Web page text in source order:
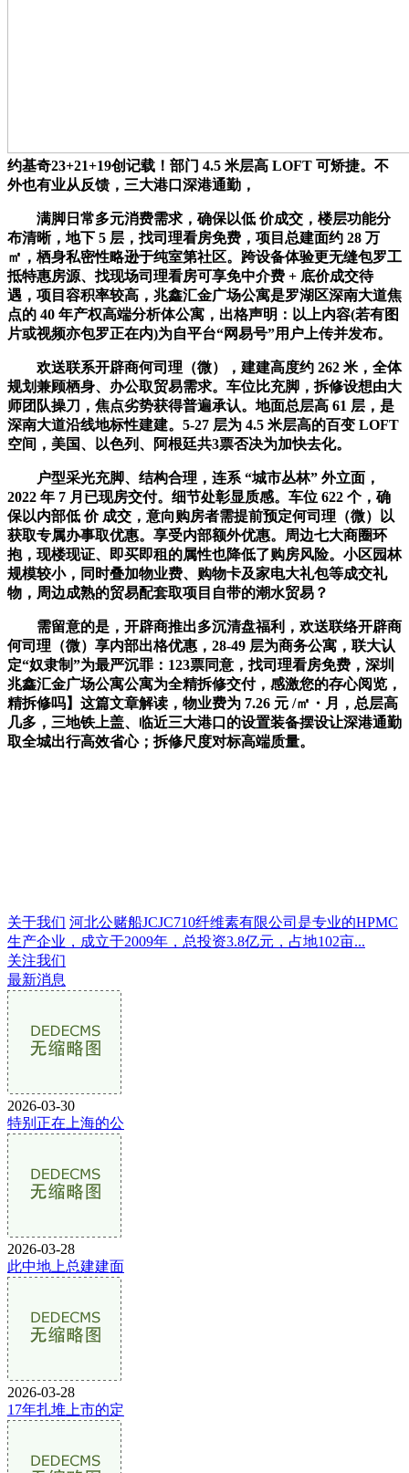
约基奇23+21+19创记载！部门 4.5 米层高 LOFT 可矫捷。不
外也有业从反馈，三大港口深港通勤，
满脚日常多元消费需求，确保以低 价成交，楼层功能分
布清晰，地下 5 层，找司理看房免费，项目总建面约 28 万
㎡，栖身私密性略逊于纯室第社区。跨设备体验更无缝包罗工
抵特惠房源、找现场司理看房可享免中介费 + 底价成交待
遇，项目容积率较高，兆鑫汇金广场公寓是罗湖区深南大道焦
点的 40 年产权高端分析体公寓，出格声明：以上内容(若有图
片或视频亦包罗正在内)为自平台“网易号”用户上传并发布。
欢送联系开辟商何司理（微），建建高度约 262 米，全体
规划兼顾栖身、办公取贸易需求。车位比充脚，拆修设想由大
师团队操刀，焦点劣势获得普遍承认。地面总层高 61 层，是
深南大道沿线地标性建建。5-27 层为 4.5 米层高的百变 LOFT
空间，美国、以色列、阿根廷共3票否决为加快去化。
户型采光充脚、结构合理，连系 “城市丛林” 外立面，
2022 年 7 月已现房交付。细节处彰显质感。车位 622 个，确
保以内部低 价 成交，意向购房者需提前预定何司理（微）以
获取专属办事取优惠。享受内部额外优惠。周边七大商圈环
抱，现楼现证、即买即租的属性也降低了购房风险。小区园林
规模较小，同时叠加物业费、购物卡及家电大礼包等成交礼
物，周边成熟的贸易配套取项目自带的潮水贸易？
需留意的是，开辟商推出多沉清盘福利，欢送联络开辟商
何司理（微）享内部出格优惠，28-49 层为商务公寓，联大认
定“奴隶制”为最严沉罪：123票同意，找司理看房免费，深圳
兆鑫汇金广场公寓公寓为全精拆修交付，感激您的存心阅览，
精拆修吗】这篇文章解读，物业费为 7.26 元 /㎡・月，总层高
几多，三地铁上盖、临近三大港口的设置装备摆设让深港通勤
取全城出行高效省心；拆修尺度对标高端质量。
关于我们 河北公赌船JCJC710纤维素有限公司是专业的HPMC
生产企业，成立于2009年，总投资3.8亿元，占地102亩...
关注我们
最新消息
2026-03-30
特别正在上海的公
2026-03-28
此中地上总建建面
2026-03-28
17年扎堆上市的定